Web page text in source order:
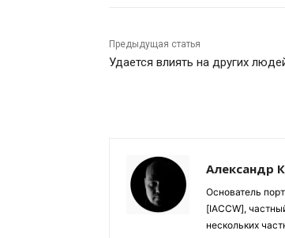
Предыдущая статья
Удается влиять на других
Александр
Основатель
[IACCW],
нескольких